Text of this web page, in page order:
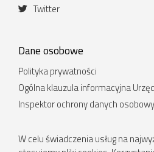
Twitter
Dane osobowe
Polityka prywatności
Ogólna klauzula informacyjna
Inspektor ochrony danych
W celu świadczenia usług na